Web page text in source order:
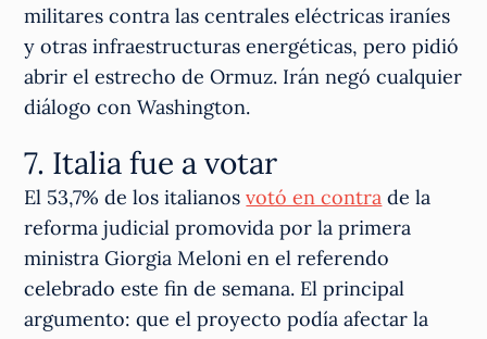
militares contra las centrales eléctricas iraníes
y otras infraestructuras energéticas, pero pidió
abrir el estrecho de Ormuz. Irán negó cualquier
diálogo con Washington.
7. Italia fue a votar
El 53,7% de los italianosvotó en contra de la
reforma judicial promovida por la primera
ministra Giorgia Meloni en el referendo
celebrado este fin de semana. El principal
argumento: que el proyecto podía afectar la